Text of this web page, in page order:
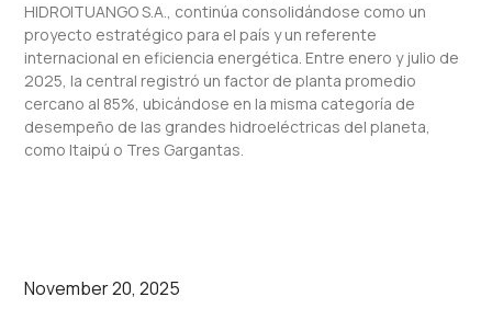
HIDROITUANGO S.A., continúa consolidándose como un
proyecto estratégico para el país y un referente
internacional en eficiencia energética. Entre enero y julio de
2025, la central registró un factor de planta promedio
cercano al 85%, ubicándose en la misma categoría de
desempeño de las grandes hidroeléctricas del planeta,
como Itaipú o Tres Gargantas.
November 20, 2025